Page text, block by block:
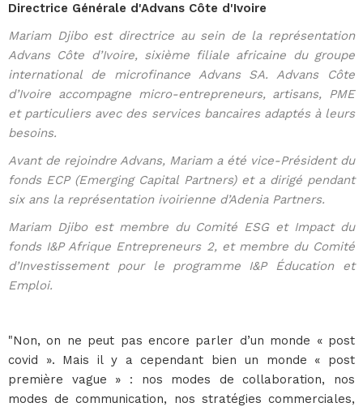
Directrice Générale d'Advans Côte d'Ivoire
Mariam Djibo est directrice au sein de la représentation
Advans Côte d’Ivoire, sixième filiale africaine du groupe
international de microfinance Advans SA. Advans Côte
d’Ivoire accompagne micro-entrepreneurs, artisans, PME
et particuliers avec des services bancaires adaptés à leurs
besoins.
Avant de rejoindre Advans, Mariam a été vice-Président du
fonds ECP (Emerging Capital Partners) et a dirigé pendant
six ans la représentation ivoirienne d’Adenia Partners.
Mariam Djibo est membre du Comité ESG et Impact du
fonds I&P Afrique Entrepreneurs 2, et membre du Comité
d’Investissement pour le programme I&P Éducation et
Emploi.
"Non, on ne peut pas encore parler d’un monde « post
covid ». Mais il y a cependant bien un monde « post
première vague » : nos modes de collaboration, nos
modes de communication, nos stratégies commerciales,